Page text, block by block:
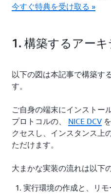
今すぐ特典を受け取る »
1. 構築するアー
以下の図は本記事で構築す
す。
ご自身の端末にインストー
プロトコルの、 NICE DCV
クセスし、インスタンス上
ただけます。
大まかな実装の流れは以下
実行環境の作成と、リ